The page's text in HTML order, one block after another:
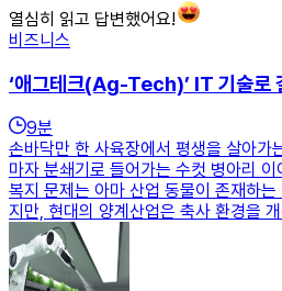
열심히 읽고 답변했어요!
비즈니스
‘애그테크(Ag-Tech)’ IT 기술로
9분
손바닥만 한 사육장에서 평생을 살아가
마자 분쇄기로 들어가는 수컷 병아리
복지 문제는 아마 산업 동물이 존재하
지만, 현대의 양계산업은 축사 환경을